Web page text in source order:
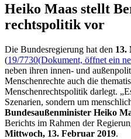
Heiko Maas stellt
rechts­politik vor
Die Bundesregierung hat den 13.
(19/7730(Dokument, öffnet ein
neben ihren innen- und
Menschenrechte auch die
Menschenrechtspolitik darlegt.
Szenarien, sondern um
Bundesaußenminister Heiko
Berichts im Rahmen der
Mittwoch, 13. Februar 2019.